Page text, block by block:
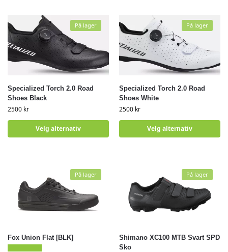
Specialized Torch 2.0 Road
Shoes Black
2500 kr
Velg alternativ
På lager
Specialized Torch 2.0 Road
Shoes White
2500 kr
Velg alternativ
På lager
Fox Union Flat [BLK]
På lager
Shimano XC100 MTB Svart SPD
Sko
På lager